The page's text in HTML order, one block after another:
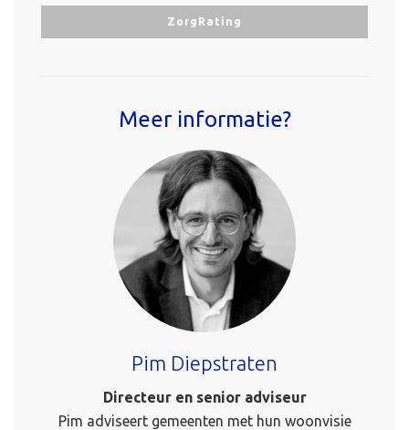
ZorgRating
Meer informatie?
Pim Diepstraten
Directeur en senior adviseur
Pim adviseert gemeenten met hun woonvisie